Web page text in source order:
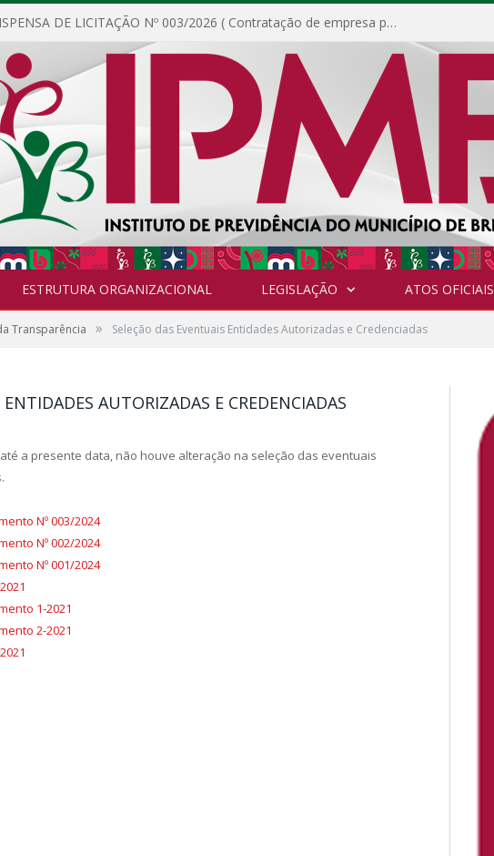
DISPENSA DE LICITAÇÃO Nº 003/2026 ( Contratação de empresa para fornecimento de gêneros alimentícios não perecíveis, materiais de expediente, descartáveis, copa e cozinha, para análise e posterior publicação.)
ESTRUTURA ORGANIZACIONAL LEGISLAÇÃO ATOS OFICIAIS
Transparência » Seleção das Eventuais Entidades Autorizadas e Credenciadas
AUTORIZADAS E CREDENCIADAS
a presente data, não houve alteração na seleção das eventuais
Nº 003/2024
Nº 002/2024
Nº 001/2024
1-2021
2-2021